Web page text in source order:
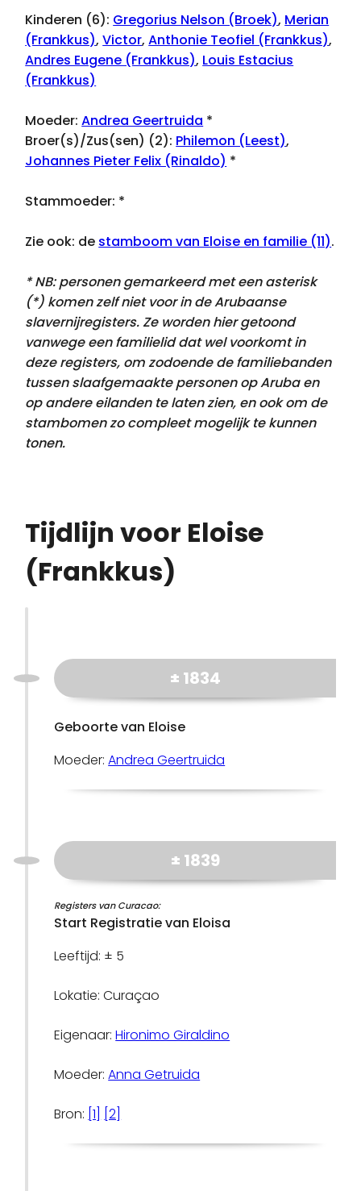
Kinderen (6): Gregorius Nelson (Broek), Merian
(Frankkus),Victor,Anthonie Teofiel (Frankkus),
Andres Eugene (Frankkus), Louis Estacius
(Frankkus)
Moeder:Andrea Geertruida *
Broer(s)/Zus(sen) (2): Philemon (Leest),
Johannes Pieter Felix (Rinaldo) *
Stammoeder: *
Zie ook: de stamboom van Eloise en familie (11).
* NB: personen gemarkeerd met een asterisk
(*) komen zelf niet voor in de Arubaanse
slavernijregisters. Ze worden hier getoond
vanwege een familielid datwel voorkomtin
deze registers, om zodoende de familiebanden
tussen slaafgemaakte personen op Aruba en
op andere eilanden te laten zien, en ook om de
stambomen zo compleet mogelijk te kunnen
tonen.
Tijdlijn voor Eloise
(Frankkus)
± 1834
Geboorte van Eloise
Moeder:Andrea Geertruida
± 1839
Registers van Curacao:
Start Registratie van Eloisa
Leeftijd: ± 5
Lokatie: Curaçao
Eigenaar:Hironimo Giraldino
Moeder:Anna Getruida
Bron: [1] [2]